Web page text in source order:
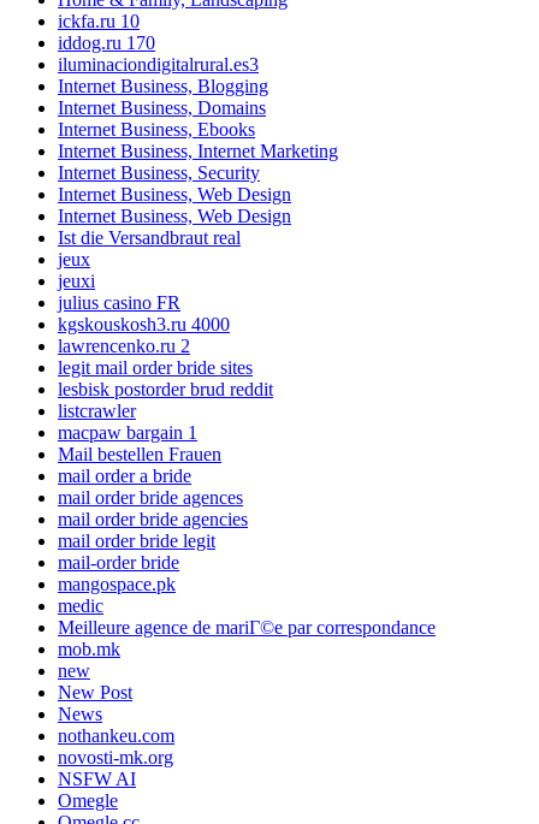
ickfa.ru 10
iddog.ru 170
iluminaciondigitalrural.es3
Internet Business, Blogging
Internet Business, Domains
Internet Business, Ebooks
Internet Business, Internet Marketing
Internet Business, Security
Internet Business, Web Design
Internet Business, Web Design
Ist die Versandbraut real
jeux
jeuxi
julius casino FR
kgskouskosh3.ru 4000
lawrencenko.ru 2
legit mail order bride sites
lesbisk postorder brud reddit
listcrawler
macpaw bargain 1
Mail bestellen Frauen
mail order a bride
mail order bride agences
mail order bride agencies
mail order bride legit
mail-order bride
mangospace.pk
medic
Meilleure agence de mariГ©e par correspondance
mob.mk
new
New Post
News
nothankeu.com
novosti-mk.org
NSFW AI
Omegle